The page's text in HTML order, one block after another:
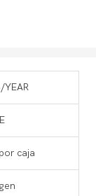
YEAR
caja